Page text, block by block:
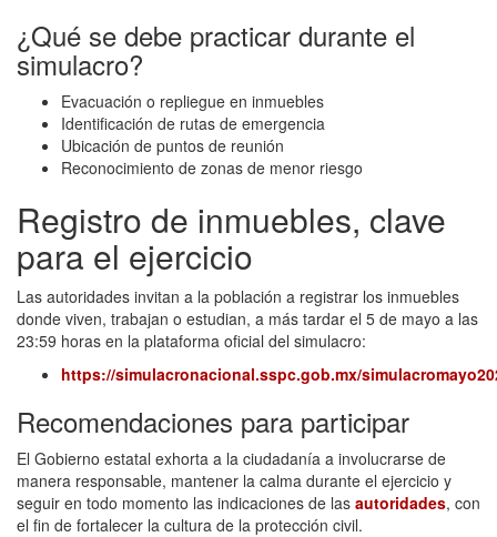
¿Qué se debe practicar durante el
simulacro?
Evacuación o repliegue en inmuebles
Identificación de rutas de emergencia
Ubicación de puntos de reunión
Reconocimiento de zonas de menor riesgo
Registro de inmuebles, clave
para el ejercicio
Las autoridades invitan a la población a registrar los inmuebles
donde viven, trabajan o estudian, a más tardar el 5 de mayo a las
23:59 horas en la plataforma oficial del simulacro:
https://simulacronacional.sspc.gob.mx/
Recomendaciones para participar
El Gobierno estatal exhorta a la ciudadanía a involucrarse de
manera responsable, mantener la calma durante el ejercicio y
seguir en todo momento las indicaciones de las autoridades, con
el fin de fortalecer la cultura de la protección civil.